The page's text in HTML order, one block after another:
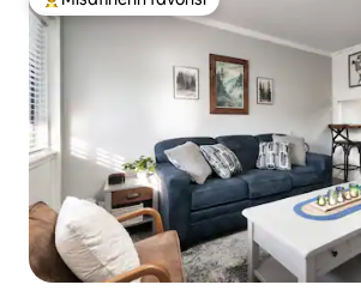
Misafirlerin favorilerinden en beğenilenler